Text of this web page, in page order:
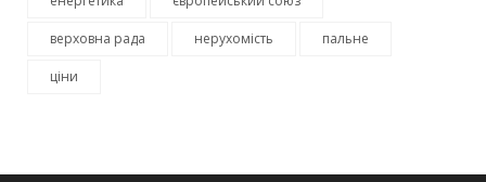
верховна рада нерухомість пальне
ціни